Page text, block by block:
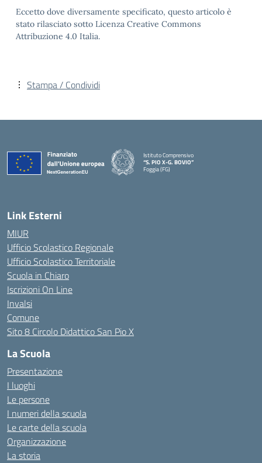
Eccetto dove diversamente specificato, questo articolo è
stato rilasciato sotto Licenza Creative Commons
Attribuzione 4.0 Italia.
Stampa / Condividi
Istituto Comprensivo
“S. PIO X-G. BOVIO”
Foggia (FG)
— Visita la pagina iniziale della scuola
Link Esterni
MIUR
Ufficio Scolastico Regionale
Ufficio Scolastico Territoriale
Scuola in Chiaro
Iscrizioni On Line
Invalsi
Comune
Sito 8 Circolo Didattico San Pio X
La Scuola
Presentazione
I luoghi
Le persone
I numeri della scuola
Le carte della scuola
Organizzazione
La storia